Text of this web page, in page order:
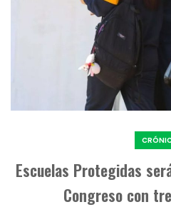
Escuelas Protegidas
Congreso con